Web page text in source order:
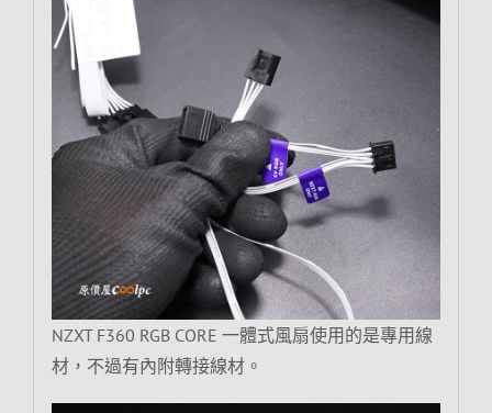
NZXT F360 RGB CORE 一體式風扇使用的是專用線
材，不過有內附轉接線材。